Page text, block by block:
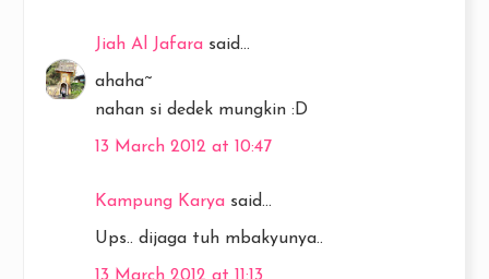
Jiah Al Jafara said...
ahaha~
nahan si dedek mungkin :D
13 March 2012 at 10:47
Kampung Karya said...
Ups.. dijaga tuh mbakyunya..